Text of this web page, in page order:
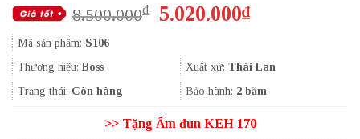
8.500.000₫
Giá
8.500.000₫.
5.020.000₫Giá
là:
5.020.000₫.
Mã sản phẩm: S106
Thương hiệu: Boss Xuất xứ: Thái Lan
Trạng thái: Còn hàng Bảo hành: 2 băm
>> Tặng Ấm đun KEH 170